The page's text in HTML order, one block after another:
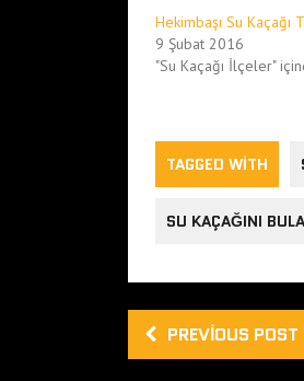
Hekimbaşı Su Kaçağı
9 Şubat 2016
"Su Kaçağı İlçeler"
TAGGED WITH
SU KAÇAĞINI
PREVIOUS POST